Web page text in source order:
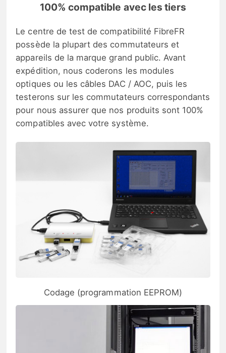
100% compatible avec les tiers
Le centre de test de compatibilité FibreFR
possède la plupart des commutateurs et
appareils de la marque grand public. Avant
expédition, nous coderons les modules
optiques ou les câbles DAC / AOC, puis les
testerons sur les commutateurs correspondants
pour nous assurer que nos produits sont 100%
compatibles avec votre système.
Codage (programmation EEPROM)